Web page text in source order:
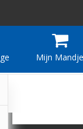
Mijn Mandje